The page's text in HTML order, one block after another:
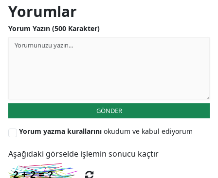
Yorumlar
Yorum Yazın (500 Karakter)
GÖNDER
Yorum yazma kurallarını okudum ve kabul ediyorum
Aşağıdaki görselde işlemin sonucu kaçtır